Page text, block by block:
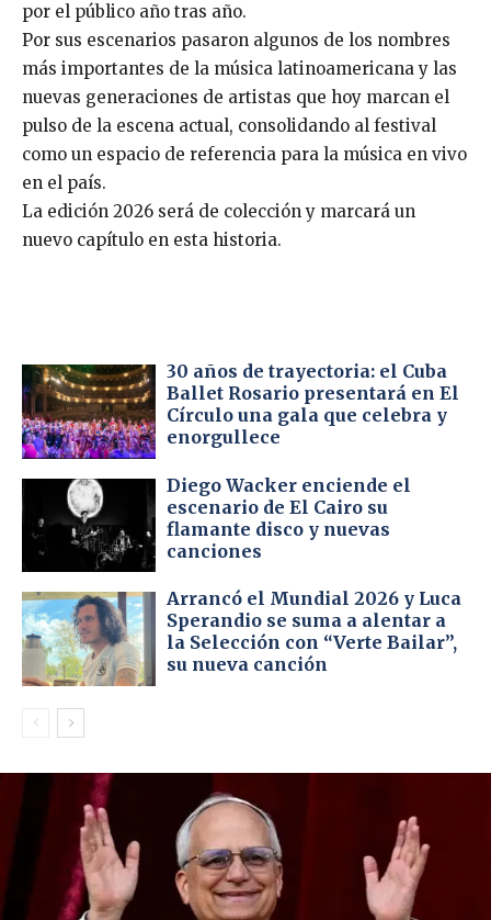
por el público año tras año.
Por sus escenarios pasaron algunos de los nombres
más importantes de la música latinoamericana y las
nuevas generaciones de artistas que hoy marcan el
pulso de la escena actual, consolidando al festival
como un espacio de referencia para la música en vivo
en el país.
La edición 2026 será de colección y marcará un
nuevo capítulo en esta historia.
30 años de trayectoria: el Cuba
Ballet Rosario presentará en El
Círculo una gala que celebra y
enorgullece
Diego Wacker enciende el
escenario de El Cairo su
flamante disco y nuevas
canciones
Arrancó el Mundial 2026 y Luca
Sperandio se suma a alentar a
la Selección con “Verte Bailar”,
su nueva canción